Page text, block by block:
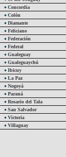
Concordia
Colón
Diamante
Feliciano
Federación
Federal
Gualeguay
Gualeguaychú
Ibicuy
La Paz
Nogoyá
Paraná
Rosario del Tala
San Salvador
Victoria
Villaguay